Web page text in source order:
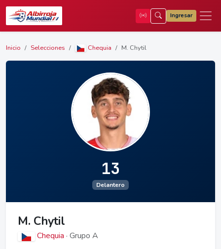
Ingresar
Inicio Selecciones Chequia M. Chytil
13
Delantero
M. Chytil
Chequia · Grupo A